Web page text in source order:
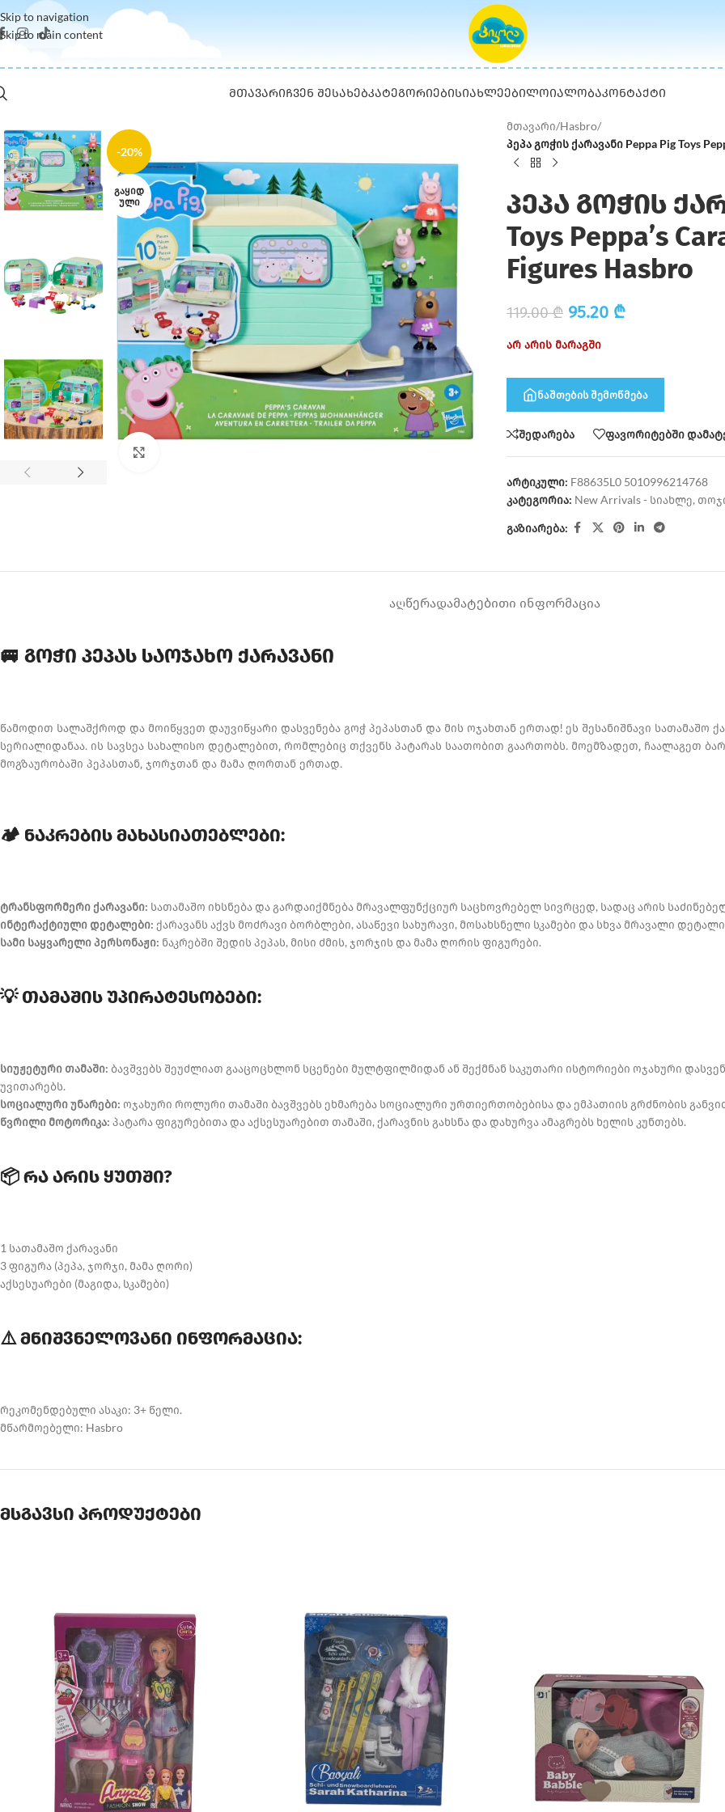
Skip to navigation
Skip to main content
ᲛᲗᲐᲕᲐᲠᲘᲩᲕᲔᲜ ᲨᲔᲡᲐᲮᲔᲑᲙᲐᲢᲔᲒᲝᲠᲘᲔᲑᲘᲡᲘᲐᲮᲚᲔᲔᲑᲘᲚᲝᲘᲐᲚᲝᲑᲐᲙᲝᲜᲢᲐᲥᲢᲘ
-20%
ᲒᲐᲧᲘᲓ
ᲣᲚᲘ
მთავარი/Hasbro/
პეპა გოჭის ქარავანი Peppa Pig Toys
პეპა გოჭის
Toys Peppa’s
Figures Hasbro
119.00₾ 95.20 ₾
არ არის მარაგში
ნაშთების შემოწმება
შედარება ფავორიტებში
არტიკული: F88635L0 5010996214768
კატეგორია: New Arrivals - სიახლე,
გაზიარება:
ᲐᲦᲬᲔᲠᲐᲓᲐᲛᲐᲢᲔᲑᲘᲗᲘ ᲘᲜᲤᲝᲠᲛᲐᲪᲘᲐ
🚐 გოჭი პეპას საოჯახო ქარავანი
წამოდით სალაშქროდ და მოიწყვეთ დაუვიწყარი დასვენება გოჭ პეპასთან და მის ოჯახთან ერთად! ეს შესანიშნავი სათამაშო
სერიალიდანაა. ის სავსეა სახალისო დეტალებით, რომლებიც თქვენს პატარას საათობით გაართობს. მოემზადეთ, ჩაალაგეთ
მოგზაურობაში პეპასთან, ჯორჯთან და მამა ღორთან ერთად.
🏕️ ნაკრების მახასიათებლები:
ტრანსფორმერი ქარავანი: სათამაშო იხსნება და გარდაიქმნება მრავალფუნქციურ საცხოვრებელ სივრცედ, სადაც არის
ინტერაქტიული დეტალები: ქარავანს აქვს მოძრავი ბორბლები, ასაწევი სახურავი, მოსახსნელი სკამები და სხვა მრავალი
სამი საყვარელი პერსონაჟი: ნაკრებში შედის პეპას, მისი ძმის, ჯორჯის და მამა ღორის ფიგურები.
💡 თამაშის უპირატესობები:
სიუჟეტური თამაში: ბავშვებს შეუძლიათ გააცოცხლონ სცენები მულტფილმიდან ან შექმნან საკუთარი ისტორიები ოჯახური
უვითარებს.
სოციალური უნარები: ოჯახური როლური თამაში ბავშვებს ეხმარება სოციალური ურთიერთობებისა და ემპათიის გრძნობის
წვრილი მოტორიკა: პატარა ფიგურებითა და აქსესუარებით თამაში, ქარავნის გახსნა და დახურვა ამაგრებს ხელის კუნთებს.
📦 რა არის ყუთში?
1 სათამაშო ქარავანი
3 ფიგურა (პეპა, ჯორჯი, მამა ღორი)
აქსესუარები (მაგიდა, სკამები)
⚠️ მნიშვნელოვანი ინფორმაცია:
რეკომენდებული ასაკი: 3+ წელი.
მწარმოებელი: Hasbro
მსგავსი პროდუქტები